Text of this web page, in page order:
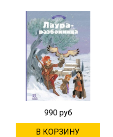
990 руб
В КОРЗИНУ